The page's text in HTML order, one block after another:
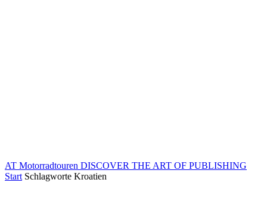
AT Motorradtouren DISCOVER THE ART OF PUBLISHING
Start Schlagworte Kroatien